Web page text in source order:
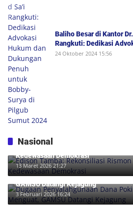
Baliho Besar di Kantor
Rangkuti: Dedikasi
Dukungan Penuh untuk
24 Oktober 2024 15:56
Nasional
Edison Tamba: Rekonsiliasi Rismon
Kedewasaan Demokrasi
13 Maret 2026 21:27
Dugaan Penyalahgunaan Dana Pokir
GAMSU Datangi Kejagung
3 Februari 2026 16:24